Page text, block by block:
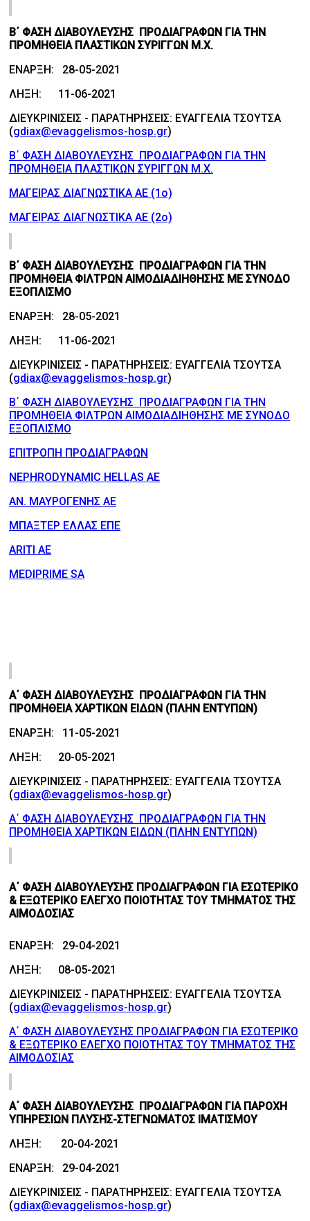
Β΄ ΦΑΣΗ ΔΙΑΒΟΥΛΕΥΣΗΣ ΠΡΟΔΙΑΓΡΑΦΩΝ ΓΙΑ ΤΗΝ
ΠΡΟΜΗΘΕΙΑ ΠΛΑΣΤΙΚΩΝ ΣΥΡΙΓΓΩΝ Μ.Χ.
ΕΝΑΡΞΗ: 28-05-2021
ΛΗΞΗ: 11-06-2021
ΔΙΕΥΚΡΙΝΙΣΕΙΣ - ΠΑΡΑΤΗΡΗΣΕΙΣ: ΕΥΑΓΓΕΛΙΑ ΤΣΟΥΤΣΑ
(gdiax@evaggelismos-hosp.gr)
Β΄ ΦΑΣΗ ΔΙΑΒΟΥΛΕΥΣΗΣ ΠΡΟΔΙΑΓΡΑΦΩΝ ΓΙΑ ΤΗΝ
ΠΡΟΜΗΘΕΙΑ ΠΛΑΣΤΙΚΩΝ ΣΥΡΙΓΓΩΝ Μ.Χ.
ΜΑΓΕΙΡΑΣ ΔΙΑΓΝΩΣΤΙΚΑ ΑΕ (1ο)
ΜΑΓΕΙΡΑΣ ΔΙΑΓΝΩΣΤΙΚΑ ΑΕ (2ο)
Β΄ ΦΑΣΗ ΔΙΑΒΟΥΛΕΥΣΗΣ ΠΡΟΔΙΑΓΡΑΦΩΝ ΓΙΑ ΤΗΝ
ΠΡΟΜΗΘΕΙΑ ΦΙΛΤΡΩΝ ΑΙΜΟΔΙΑΔΙΗΘΗΣΗΣ ΜΕ ΣΥΝΟΔΟ
ΕΞΟΠΛΙΣΜΟ
ΕΝΑΡΞΗ: 28-05-2021
ΛΗΞΗ: 11-06-2021
ΔΙΕΥΚΡΙΝΙΣΕΙΣ - ΠΑΡΑΤΗΡΗΣΕΙΣ: ΕΥΑΓΓΕΛΙΑ ΤΣΟΥΤΣΑ
(gdiax@evaggelismos-hosp.gr)
Β΄ ΦΑΣΗ ΔΙΑΒΟΥΛΕΥΣΗΣ ΠΡΟΔΙΑΓΡΑΦΩΝ ΓΙΑ ΤΗΝ
ΠΡΟΜΗΘΕΙΑ ΦΙΛΤΡΩΝ ΑΙΜΟΔΙΑΔΙΗΘΗΣΗΣ ΜΕ ΣΥΝΟΔΟ
ΕΞΟΠΛΙΣΜΟ
ΕΠΙΤΡΟΠΗ ΠΡΟΔΙΑΓΡΑΦΩΝ
NEPHRODYNAMIC HELLAS AE
ΑΝ. ΜΑΥΡΟΓΕΝΗΣ ΑΕ
ΜΠΑΞΤΕΡ ΕΛΛΑΣ ΕΠΕ
ARITI AE
MEDIPRIME SA
Α΄ ΦΑΣΗ ΔΙΑΒΟΥΛΕΥΣΗΣ ΠΡΟΔΙΑΓΡΑΦΩΝ ΓΙΑ ΤΗΝ
ΠΡΟΜΗΘΕΙΑ ΧΑΡΤΙΚΩΝ ΕΙΔΩΝ (ΠΛΗΝ ΕΝΤΥΠΩΝ)
ΕΝΑΡΞΗ: 11-05-2021
ΛΗΞΗ: 20-05-2021
ΔΙΕΥΚΡΙΝΙΣΕΙΣ - ΠΑΡΑΤΗΡΗΣΕΙΣ: ΕΥΑΓΓΕΛΙΑ ΤΣΟΥΤΣΑ
(gdiax@evaggelismos-hosp.gr)
Α΄ ΦΑΣΗ ΔΙΑΒΟΥΛΕΥΣΗΣ ΠΡΟΔΙΑΓΡΑΦΩΝ ΓΙΑ ΤΗΝ
ΠΡΟΜΗΘΕΙΑ ΧΑΡΤΙΚΩΝ ΕΙΔΩΝ (ΠΛΗΝ ΕΝΤΥΠΩΝ)
Α΄ ΦΑΣΗ ΔΙΑΒΟΥΛΕΥΣΗΣ ΠΡΟΔΙΑΓΡΑΦΩΝ ΓΙΑ ΕΣΩΤΕΡΙΚΟ
& ΕΞΩΤΕΡΙΚΟ ΕΛΕΓΧΟ ΠΟΙΟΤΗΤΑΣ ΤΟΥ ΤΜΗΜΑΤΟΣ ΤΗΣ
ΑΙΜΟΔΟΣΙΑΣ
ΕΝΑΡΞΗ: 29-04-2021
ΛΗΞΗ: 08-05-2021
ΔΙΕΥΚΡΙΝΙΣΕΙΣ - ΠΑΡΑΤΗΡΗΣΕΙΣ: ΕΥΑΓΓΕΛΙΑ ΤΣΟΥΤΣΑ
(gdiax@evaggelismos-hosp.gr)
Α΄ ΦΑΣΗ ΔΙΑΒΟΥΛΕΥΣΗΣ ΠΡΟΔΙΑΓΡΑΦΩΝ ΓΙΑ ΕΣΩΤΕΡΙΚΟ
& ΕΞΩΤΕΡΙΚΟ ΕΛΕΓΧΟ ΠΟΙΟΤΗΤΑΣ ΤΟΥ ΤΜΗΜΑΤΟΣ ΤΗΣ
ΑΙΜΟΔΟΣΙΑΣ
Α΄ ΦΑΣΗ ΔΙΑΒΟΥΛΕΥΣΗΣ ΠΡΟΔΙΑΓΡΑΦΩΝ ΓΙΑ ΠΑΡΟΧΗ
ΥΠΗΡΕΣΙΩΝ ΠΛΥΣΗΣ-ΣΤΕΓΝΩΜΑΤΟΣ ΙΜΑΤΙΣΜΟΥ
ΛΗΞΗ: 20-04-2021
ΕΝΑΡΞΗ: 29-04-2021
ΔΙΕΥΚΡΙΝΙΣΕΙΣ - ΠΑΡΑΤΗΡΗΣΕΙΣ: ΕΥΑΓΓΕΛΙΑ ΤΣΟΥΤΣΑ
(gdiax@evaggelismos-hosp.gr)